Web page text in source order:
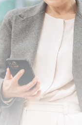
API-